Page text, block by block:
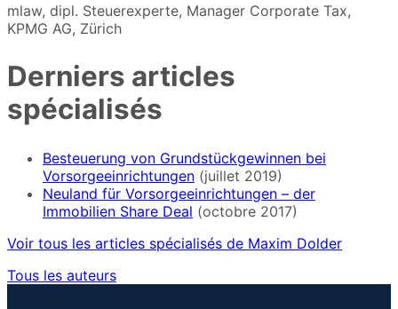
mlaw, dipl. Steuerexperte, Manager Corporate Tax,
KPMG AG, Zürich
Derniers articles
spécialisés
Besteuerung von Grundstückgewinnen bei
Vorsorgeeinrichtungen (juillet 2019)
Neuland für Vorsorgeeinrichtungen – der
Immobilien Share Deal (octobre 2017)
Voir tous les articles spécialisés de Maxim Dolder
Tous les auteurs